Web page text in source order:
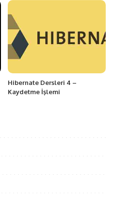
Hibernate Dersleri 4 –
Kaydetme İşlemi